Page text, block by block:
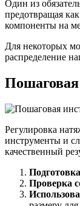
Один из
предотвращая
компоненты на
Для некоторых
распределение
Регулировка
инструменты и
качественный
Проверка